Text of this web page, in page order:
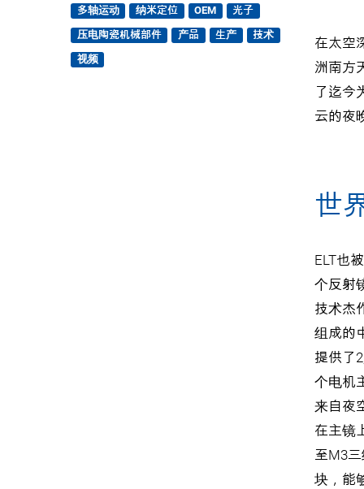
多轴运动
纳米定位 OEM
光子
压电陶瓷机械部件
产品 生产
技术
视频
在太空
洲南方
了迄今
云的夜
世
ELT也
个反射
技术杰
组成的
提供了
个电机
来自夜
在主镜
至M3
块，能